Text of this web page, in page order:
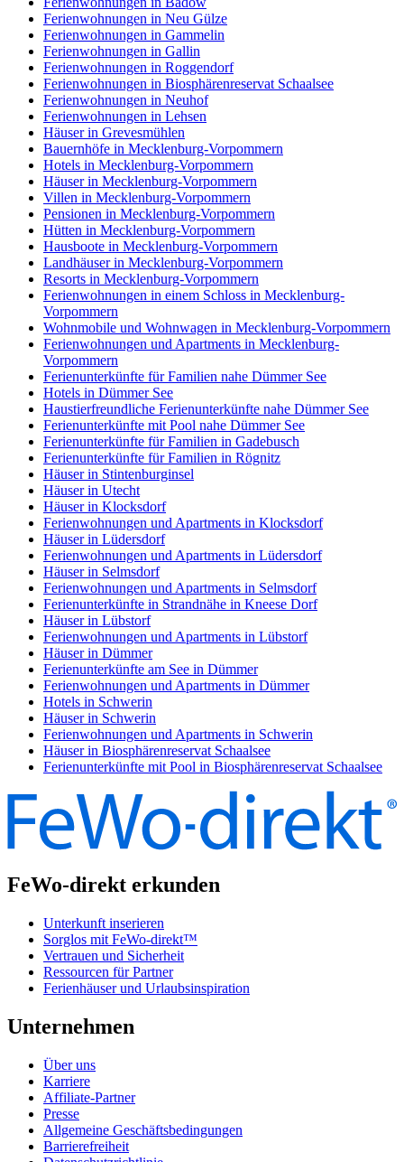
Ferienwohnungen in Neu Gülze
Ferienwohnungen in Gammelin
Ferienwohnungen in Gallin
Ferienwohnungen in Roggendorf
Ferienwohnungen in Biosphärenreservat Schaalsee
Ferienwohnungen in Neuhof
Ferienwohnungen in Lehsen
Häuser in Grevesmühlen
Bauernhöfe in Mecklenburg-Vorpommern
Hotels in Mecklenburg-Vorpommern
Häuser in Mecklenburg-Vorpommern
Villen in Mecklenburg-Vorpommern
Pensionen in Mecklenburg-Vorpommern
Hütten in Mecklenburg-Vorpommern
Hausboote in Mecklenburg-Vorpommern
Landhäuser in Mecklenburg-Vorpommern
Resorts in Mecklenburg-Vorpommern
Ferienwohnungen in einem Schloss in Mecklenburg-
Vorpommern
Wohnmobile und Wohnwagen in Mecklenburg-Vorpommern
Ferienwohnungen und Apartments in Mecklenburg-
Vorpommern
Ferienunterkünfte für Familien nahe Dümmer See
Hotels in Dümmer See
Haustierfreundliche Ferienunterkünfte nahe Dümmer See
Ferienunterkünfte mit Pool nahe Dümmer See
Ferienunterkünfte für Familien in Gadebusch
Ferienunterkünfte für Familien in Rögnitz
Häuser in Stintenburginsel
Häuser in Utecht
Häuser in Klocksdorf
Ferienwohnungen und Apartments in Klocksdorf
Häuser in Lüdersdorf
Ferienwohnungen und Apartments in Lüdersdorf
Häuser in Selmsdorf
Ferienwohnungen und Apartments in Selmsdorf
Ferienunterkünfte in Strandnähe in Kneese Dorf
Häuser in Lübstorf
Ferienwohnungen und Apartments in Lübstorf
Häuser in Dümmer
Ferienunterkünfte am See in Dümmer
Ferienwohnungen und Apartments in Dümmer
Hotels in Schwerin
Häuser in Schwerin
Ferienwohnungen und Apartments in Schwerin
Häuser in Biosphärenreservat Schaalsee
Ferienunterkünfte mit Pool in Biosphärenreservat Schaalsee
FeWo-direkt erkunden
Unterkunft inserieren
Sorglos mit FeWo-direkt™
Vertrauen und Sicherheit
Ressourcen für Partner
Ferienhäuser und Urlaubsinspiration
Unternehmen
Über uns
Karriere
Affiliate-Partner
Presse
Allgemeine Geschäftsbedingungen
Barrierefreiheit